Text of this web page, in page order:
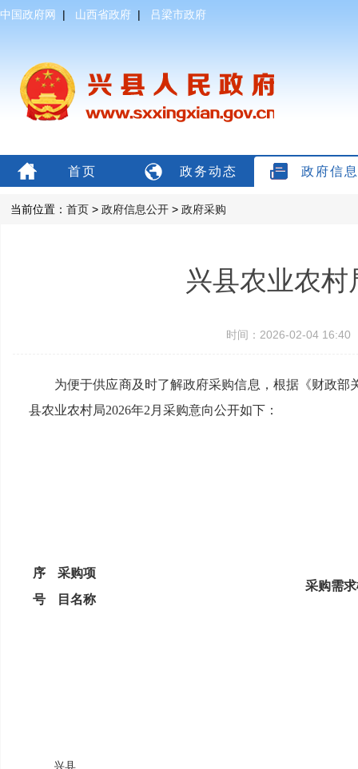
中国政府网 | 山西省政府 | 吕梁市政府
首页 政务动态 政府信
当前位置： 首页 > 政府信息公开 > 政府采购
兴县农业农
时间：2026-02-04
为便于供应商及时了解政府采购信息，根据《财政
县农业农村局2026年2月采购意向公开如下：
序
号
采购项
目名称
采购需
兴县